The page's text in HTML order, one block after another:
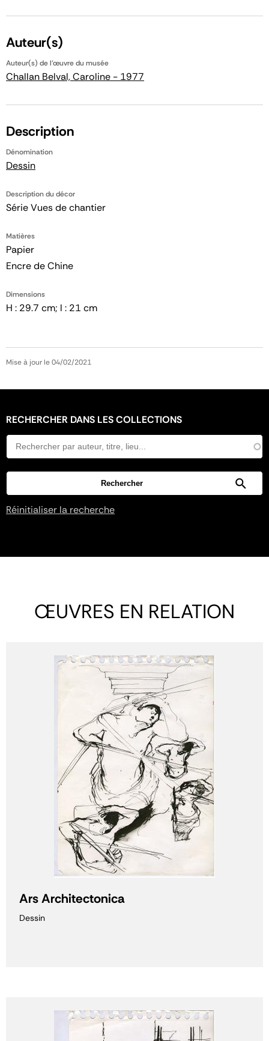
Auteur(s)
Auteur(s) de l'œuvre du musée
Challan Belval, Caroline - 1977
Description
Dénomination
Dessin
Description du décor
Série Vues de chantier
Matières
Papier
Encre de Chine
Dimensions
H : 29.7 cm; l : 21 cm
Mise à jour le 04/02/2021
RECHERCHER DANS LES COLLECTIONS
Réinitialiser la recherche
ŒUVRES EN RELATION
Ars Architectonica
Dessin